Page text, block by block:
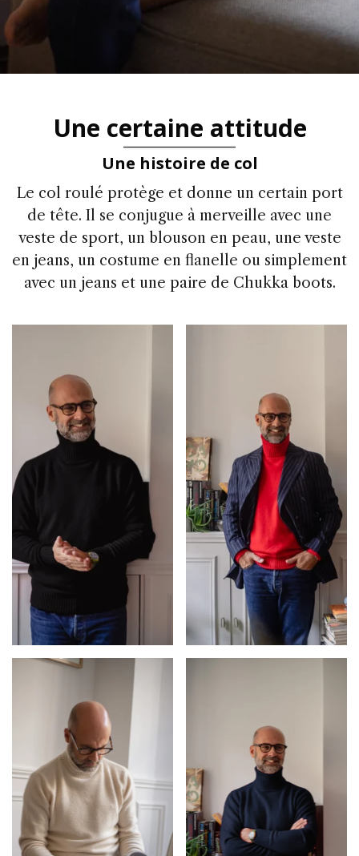
Une certaine attitude
Une histoire de col
Le col roulé protège et donne un certain port
de tête. Il se conjugue à merveille avec une
veste de sport, un blouson en peau, une veste
en jeans, un costume en flanelle ou simplement
avec un jeans et une paire de Chukka boots.